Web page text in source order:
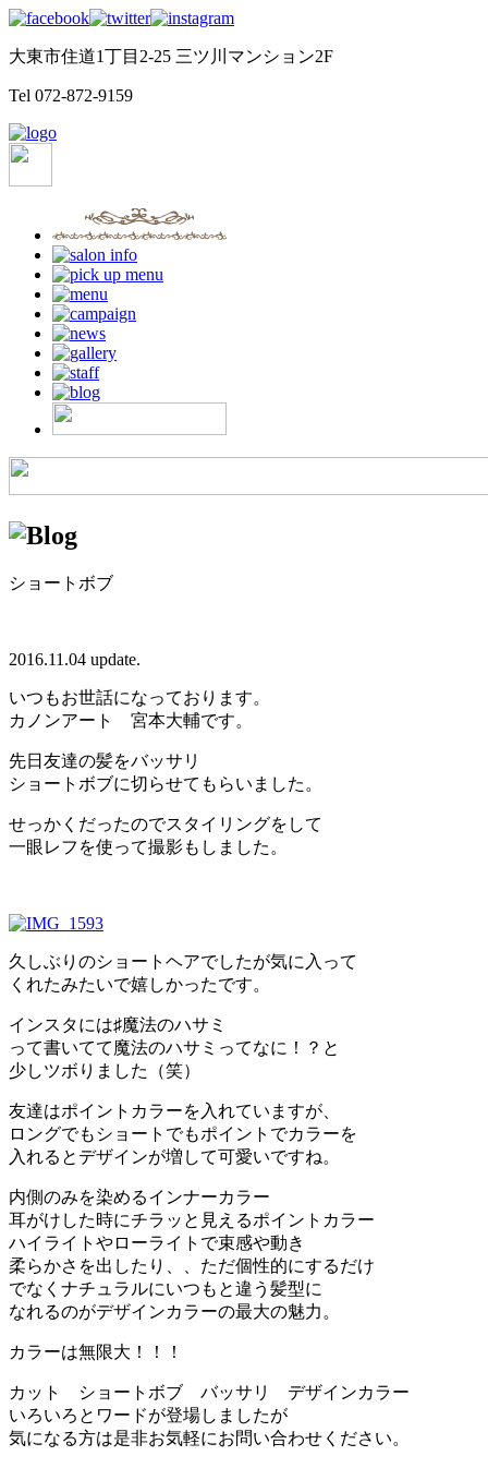
大東市住道1丁目2-25 三ツ川マンション2F
Tel 072-872-9159
ショートボブ
2016.11.04 update.
いつもお世話になっております。
カノンアート 宮本大輔です。
先日友達の髪をバッサリ
ショートボブに切らせてもらいました。
せっかくだったのでスタイリングをして
一眼レフを使って撮影もしました。
久しぶりのショートヘアでしたが気に入って
くれたみたいで嬉しかったです。
インスタには♯魔法のハサミ
って書いてて魔法のハサミってなに！？と
少しツボりました（笑）
友達はポイントカラーを入れていますが、
ロングでもショートでもポイントでカラーを
入れるとデザインが増して可愛いですね。
内側のみを染めるインナーカラー
耳がけした時にチラッと見えるポイントカラー
ハイライトやローライトで束感や動き
柔らかさを出したり、、ただ個性的にするだけ
でなくナチュラルにいつもと違う髪型に
なれるのがデザインカラーの最大の魅力。
カラーは無限大！！！
カット ショートボブ バッサリ デザインカラー
いろいろとワードが登場しましたが
気になる方は是非お気軽にお問い合わせください。